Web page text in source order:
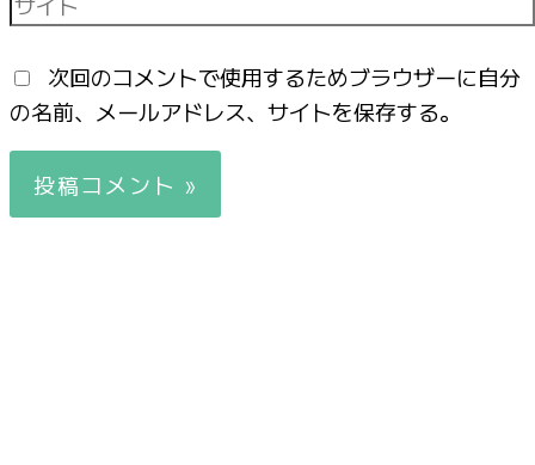
次回のコメントで使用するためブラウザーに自分
の名前、メールアドレス、サイトを保存する。